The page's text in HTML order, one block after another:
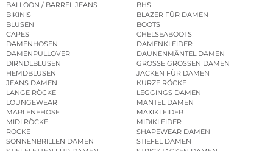
BALLOON / BARREL JEANS
BHS
BIKINIS
BLAZER FÜR DAMEN
BLUSEN
BOOTS
CAPES
CHELSEABOOTS
DAMENHOSEN
DAMENKLEIDER
DAMENPULLOVER
DAUNENMÄNTEL DAMEN
DIRNDLBLUSEN
GROSSE GRÖSSEN DAMEN
HEMDBLUSEN
JACKEN FÜR DAMEN
JEANS DAMEN
KURZE RÖCKE
LANGE RÖCKE
LEGGINGS DAMEN
LOUNGEWEAR
MÄNTEL DAMEN
MARLENEHOSE
MAXIKLEIDER
MIDI RÖCKE
MIDIKLEIDER
RÖCKE
SHAPEWEAR DAMEN
SONNENBRILLEN DAMEN
STIEFEL DAMEN